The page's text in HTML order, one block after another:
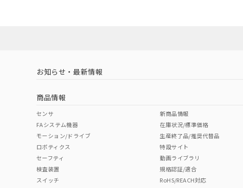
中国 RoHS 注意事項・凡例
中国 RoHS表
Pb Hg Cr(VI)
お知らせ・最新情報
商品情報
センサ
FAシステム機器
モーション/ドライブ
ロボティクス
セーフティ
検査装置
スイッチ
新商品情報
在庫状況/標準価格
生産終了品/推奨代替品
特設サイト
動画ライブラリ
規格認証/適合
RoHS/REACH対応